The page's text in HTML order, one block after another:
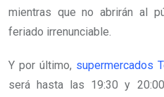
mientras que no abrirán al
feriado irrenunciable.
Y por último, supermercados
será hasta las 19:30 y